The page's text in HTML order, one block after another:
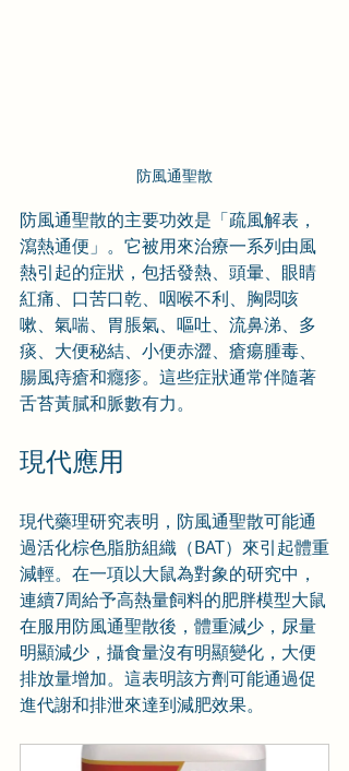
防風通聖散
防風通聖散的主要功效是「疏風解表，
瀉熱通便」。它被用來治療一系列由風
熱引起的症狀，包括發熱、頭暈、眼睛
紅痛、口苦口乾、咽喉不利、胸悶咳
嗽、氣喘、胃脹氣、嘔吐、流鼻涕、多
痰、大便秘結、小便赤澀、瘡瘍腫毒、
腸風痔瘡和癮疹。這些症狀通常伴隨著
舌苔黃膩和脈數有力。
現代應用
現代藥理研究表明，防風通聖散可能通
過活化棕色脂肪組織（BAT）來引起體重
減輕。在一項以大鼠為對象的研究中，
連續7周給予高熱量飼料的肥胖模型大鼠
在服用防風通聖散後，體重減少，尿量
明顯減少，攝食量沒有明顯變化，大便
排放量增加。這表明該方劑可能通過促
進代謝和排泄來達到減肥效果。